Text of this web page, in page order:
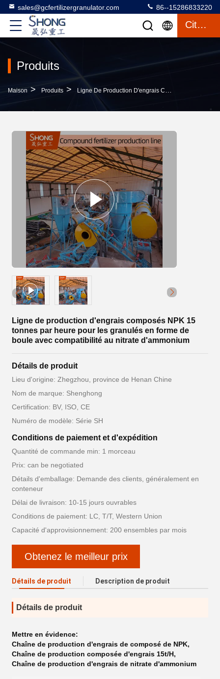
sales@gcfertilizergranulator.com 86--15286833220
Citation
Produits
Maison > Produits > Ligne De Production D'engrais Composés
Ligne de production d'engrais composés NPK 15
tonnes par heure pour les granulés en forme de
boule avec compatibilité au nitrate d'ammonium
Détails de produit
Lieu d'origine: Zhegzhou, province de Henan Chine
Nom de marque: Shenghong
Certification: BV, ISO, CE
Numéro de modèle: Série SH
Conditions de paiement et d'expédition
Quantité de commande min: 1 morceau
Prix: can be negotiated
Détails d'emballage: Demande des clients, généralement en
conteneur
Délai de livraison: 10-15 jours ouvrables
Conditions de paiement: LC, T/T, Western Union
Capacité d'approvisionnement: 200 ensembles par mois
Obtenez le meilleur prix
Détails de produit Description de produit
Détails de produit
Mettre en évidence:
Chaîne de production d'engrais de composé de NPK,
Chaîne de production composée d'engrais 15t/H,
Chaîne de production d'engrais de nitrate d'ammonium